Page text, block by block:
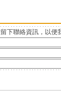
下聯絡資訊，以便